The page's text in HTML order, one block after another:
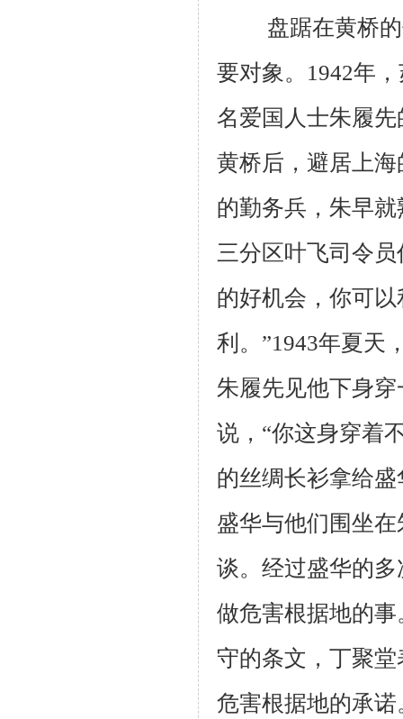
盘踞在黄桥的
要对象。1942年
名爱国人士朱履
黄桥后，避居上
的勤务兵，朱早
三分区叶飞司令
的好机会，你可
利。”1943年夏天
朱履先见他下身
说，“你这身穿着
的丝绸长衫拿给
盛华与他们围坐
谈。经过盛华的
做危害根据地的
守的条文，丁聚
危害根据地的承诺